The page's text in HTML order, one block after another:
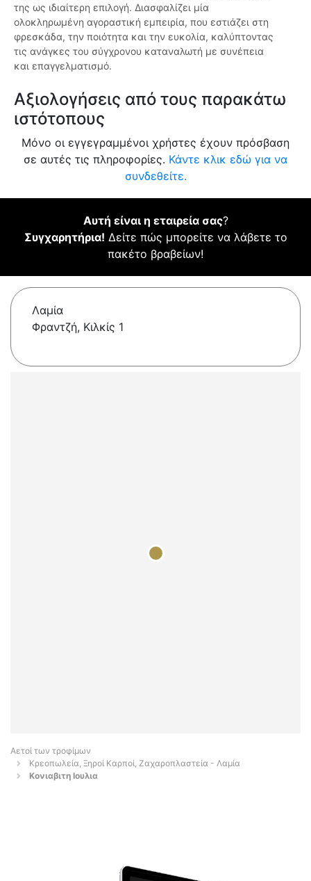
της ως ιδιαίτερη επιλογή. Διασφαλίζει μία
ολοκληρωμένη αγοραστική εμπειρία, που εστιάζει στη
φρεσκάδα, την ποιότητα και την ευκολία, καλύπτοντας
τις ανάγκες του σύγχρονου καταναλωτή με συνέπεια
και επαγγελματισμό.
Αξιολογήσεις από τους παρακάτω
ιστότοπους
Μόνο οι εγγεγραμμένοι χρήστες έχουν πρόσβαση
σε αυτές τις πληροφορίες. Κάντε κλικ εδώ για να
συνδεθείτε.
Αυτή είναι η εταιρεία σας?
Συγχαρητήρια! Δείτε πώς μπορείτε να λάβετε το
πακέτο βραβείων!
Λαμία
Φραντζή, Κιλκίς 1
Αετοί των τροφίμων
Κρεοπωλεία, Ξηροί Καρποί, Ζαχαροπλαστεία - Λαμία
Κονιαβιτη Ιουλια